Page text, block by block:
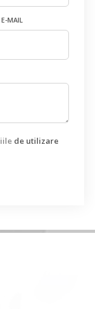
E-MAIL
de utilizare